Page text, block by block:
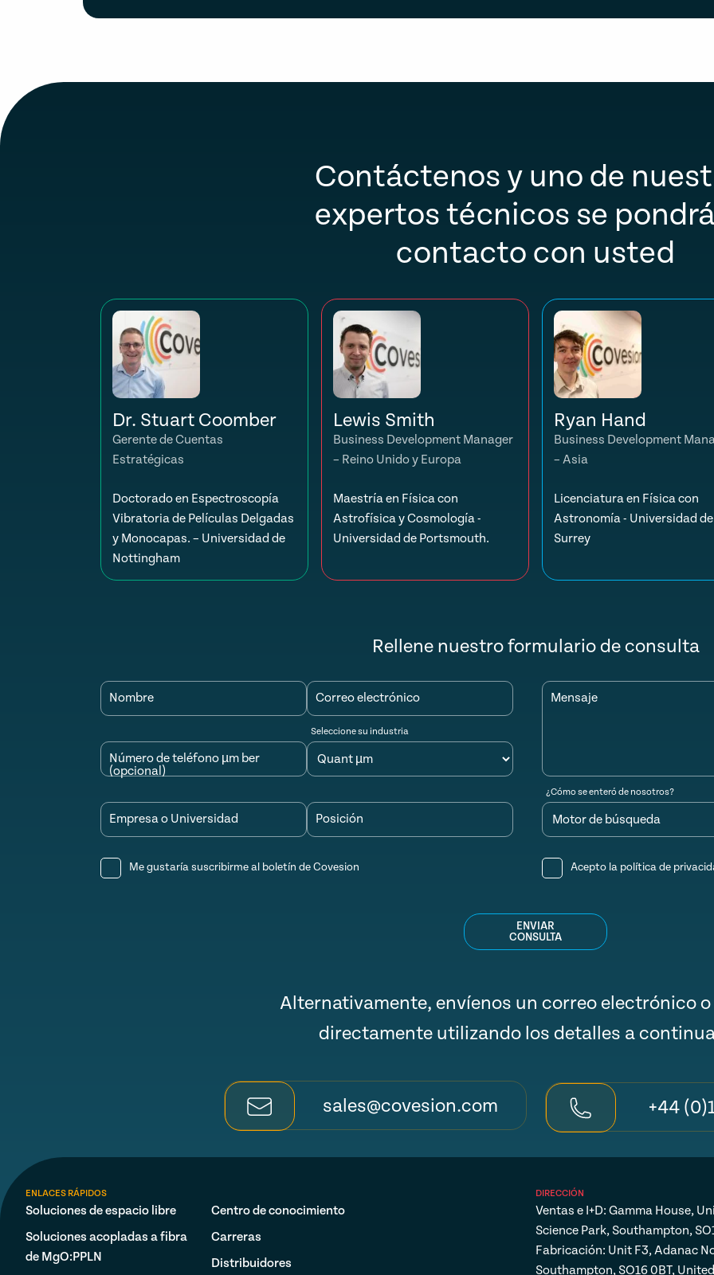
Contáctenos y uno de
expertos técnicos se
contacto con usted
Dr. Stuart Coomber
Gerente de Cuentas
Estratégicas
Doctorado en Espectroscopía
Vibratoria de Películas Delgadas
y Monocapas. – Universidad de
Nottingham
Lewis Smith
Business Development Manager
– Reino Unido y Europa
Maestría en Física con
Astrofísica y Cosmología -
Universidad de Portsmouth.
Ryan Hand
Business Development
– Asia
Licenciatura en Física con
Astronomía - Universidad de
Surrey
Rellene nuestro formulario de consulta
Nombre Correo electrónico
Número de teléfono µm ber
(opcional)
Seleccione su industria
Empresa o Universidad Posición
Mensaje
¿Cómo se enteró de nosotros?
Me gustaría suscribirme al boletín de Covesion Acepto la política de
ENVIAR
CONSULTA
Alternativamente, envíenos un correo electrónico
directamente utilizando los detalles a
sales@covesion.com +44
ENLACES RÁPIDOS
Soluciones de espacio libre
Soluciones acopladas a fibra
de MgO:PPLN
Centro de conocimiento
Carreras
Distribuidores
DIRECCIÓN
Ventas e I+D: Gamma House,
Science Park, Southampton,
Fabricación: Unit F3, Adanac
Southampton, SO16 0BT,